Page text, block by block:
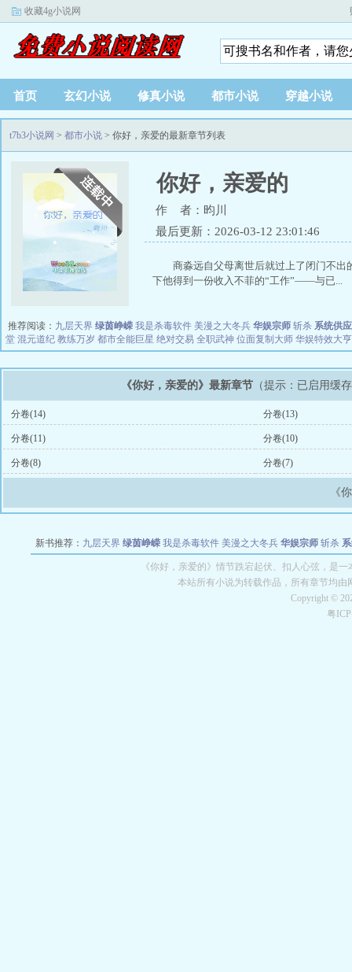
收藏4g小说网
首页 玄幻小说 修真小说 都市小说 穿越小说
t7b3小说网 > 都市小说 > 你好，亲爱的最新章节列表
你好，亲爱的
作 者：昀川
最后更新：2026-03-12 23:01:46
商淼远自父母离世后就过上了闭门不
下他得到一份收入不菲的“工作”——与已...
推荐阅读： 九层天界 绿茵峥嵘 我是杀毒软件 美漫之大冬兵 华娱宗师 斩杀 系统供
堂 混元道纪 教练万岁 都市全能巨星 绝对交易 全职武神 位面复制大师 华娱特效大亨
《你好，亲爱的》最新章节 （提示：已启用缓
分卷(14) 分卷(13)
分卷(11) 分卷(10)
分卷(8) 分卷(7)
《
新书推荐： 九层天界 绿茵峥嵘 我是杀毒软件 美漫之大冬兵 华娱宗师 斩杀
教练万岁 都市全能巨星 绝对交易 全职武神 位面复
《你好，亲爱的》情节跌宕起伏、扣人心弦，是
本站所有小说为转载作品，所有章节均
Copyright ©
粤